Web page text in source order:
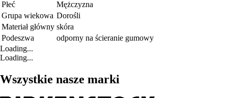
Płeć
Mężczyzna
Grupa wiekowa Dorośli
Materiał główny skóra
Podeszwa
odporny na ścieranie gumowy
Loading...
Loading...
Wszystkie nasze marki